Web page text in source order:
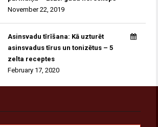
November 22, 2019
Asinsvadu tīrīšana: Kā uzturēt
asinsvadus tīrus un tonizētus – 5
zelta receptes
February 17, 2020